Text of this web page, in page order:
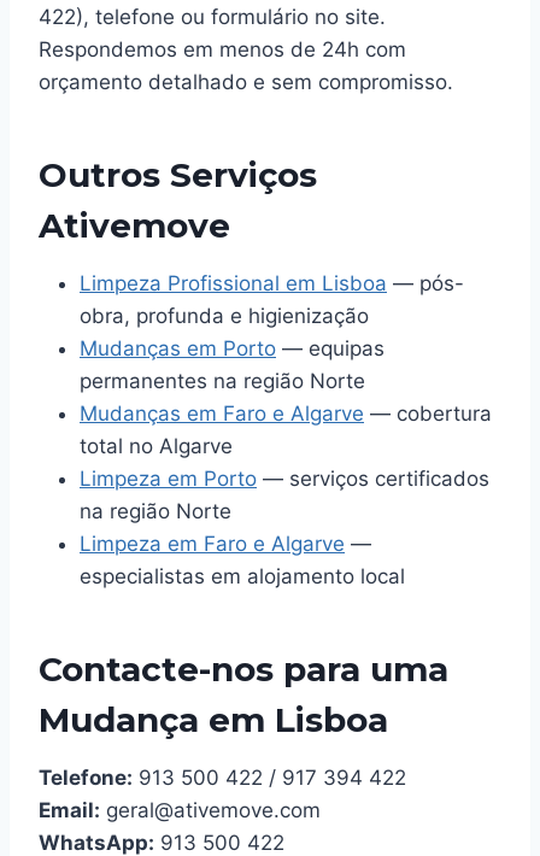
422), telefone ou formulário no site.
Respondemos em menos de 24h com
orçamento detalhado e sem compromisso.
Outros Serviços
Ativemove
Limpeza Profissional em Lisboa — pós-
obra, profunda e higienização
Mudanças em Porto — equipas
permanentes na região Norte
Mudanças em Faro e Algarve — cobertura
total no Algarve
Limpeza em Porto — serviços certificados
na região Norte
Limpeza em Faro e Algarve —
especialistas em alojamento local
Contacte-nos para uma
Mudança em Lisboa
Telefone: 913 500 422 / 917 394 422
Email: geral@ativemove.com
WhatsApp: 913 500 422